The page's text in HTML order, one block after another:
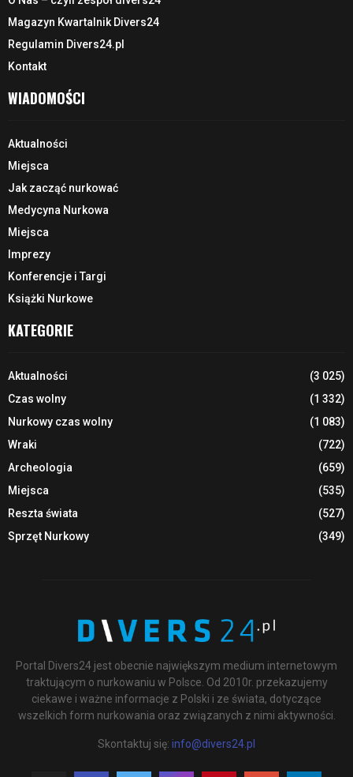
Magazyn Kwartalnik Divers24
Regulamin Divers24.pl
Kontakt
WIADOMOŚCI
Aktualności
Miejsca
Jak zacząć nurkować
Medycyna Nurkowa
Miejsca
Imprezy
Konferencje i Targi
Książki Nurkowe
KATEGORIE
Aktualności
(3 025)
Czas wolny
(1 332)
Nurkowy czas wolny
(1 083)
Wraki
(722)
Archeologia
(659)
Miejsca
(535)
Reszta świata
(527)
Sprzęt Nurkowy
(349)
Portal Divers24 jest obecnie największym medium internetowym
traktującym o nurkowaniu w Polsce. Od 2010r. przekazujemy
ciekawe i ważne informacje z Polski i ze świata, dotyczące
wszelkich form nurkowania oraz związanych z nimi aktywności.
Skontaktuj się: info@divers24.pl